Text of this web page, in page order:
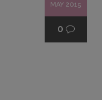
MAY 2015
0